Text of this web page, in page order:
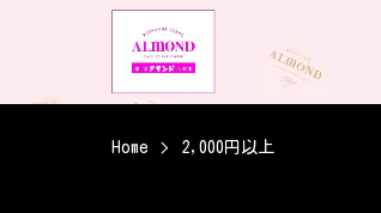
Home 2,000円以上